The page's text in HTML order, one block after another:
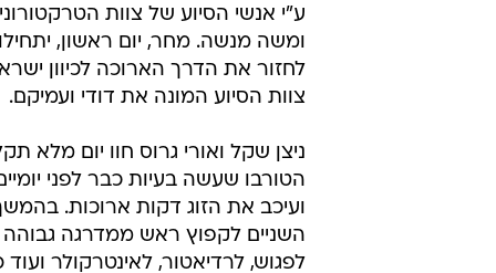
ע"י אנשי הסיוע של צוות
ומשה מנשה. מחר, יום ראשון, יתחילו
לחזור את הדרך הארוכה לכיוון
צוות הסיוע המונה את דודי ועמיקם.
ניצן שקל ואורי גרוס חוו יום מלא
הטורבו שעשה בעיות כבר לפני
ועיכב את הזוג דקות ארוכות.
השניים לקפוץ ראש ממדרגה גבוהה
לפגוש, לרדיאטור, לאינטרקולר